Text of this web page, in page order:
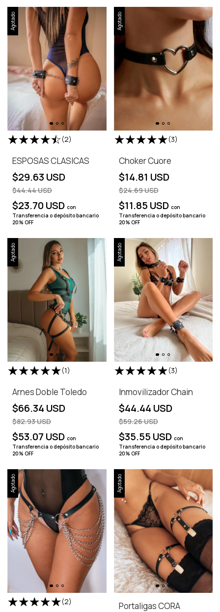
Agotado
(2)
ESPOSAS CLASICAS
$29.63 USD
$44.44 USD
$23.70 USD con
Transferencia o depósito bancario
20% OFF
Agotado
(3)
Choker Cuore
$14.81 USD
$24.69 USD
$11.85 USD con
Transferencia o depósito bancario
20% OFF
Agotado
(1)
Arnes Doble Toledo
$66.34 USD
$82.93 USD
$53.07 USD con
Transferencia o depósito bancario
20% OFF
Agotado
(3)
Inmovilizador Chain
$44.44 USD
$59.26 USD
$35.55 USD con
Transferencia o depósito bancario
20% OFF
Agotado
(2)
Agotado
Portaligas CORA